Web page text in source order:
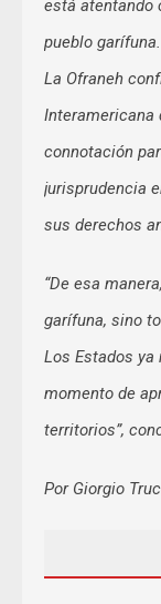
está atentando
pueblo garífuna.
La Ofraneh
Interamericana
connotación
jurisprudencia
sus derechos
“De esa
garífuna, sino
Los Estados ya
momento de
territorios”,
Por Giorgio